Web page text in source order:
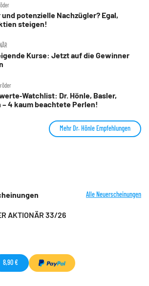
potenzielle Nachzügler? Egal,
steigen!
Kurse: Jetzt auf die Gewinner
Dr. Hönle, Basler,
4 kaum beachtete Perlen!
Mehr Dr. Hönle Empfehlungen
Alle Neuerscheinungen
AKTIONÄR 33/26
8,90 €